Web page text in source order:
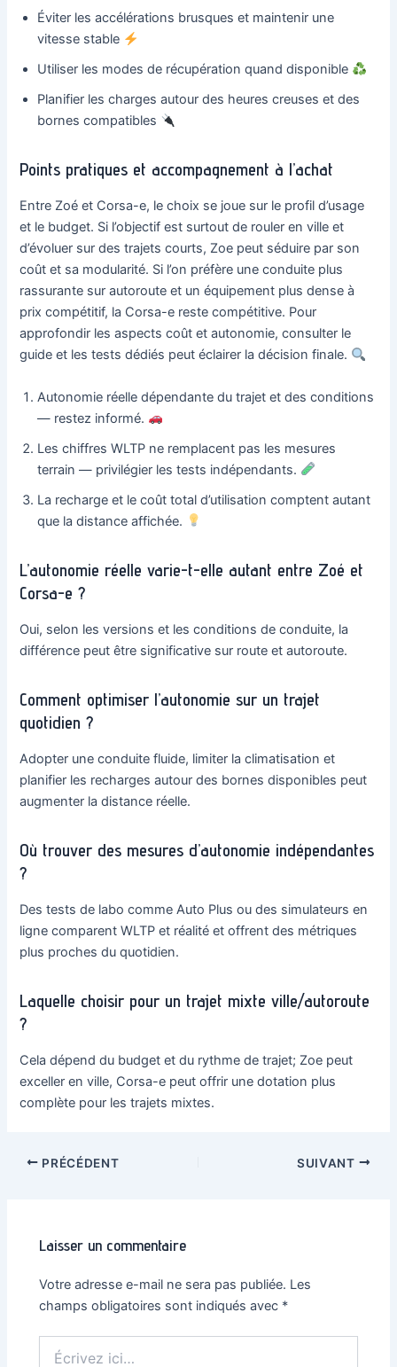
Éviter les accélérations brusques et maintenir une
vitesse stable
Utiliser les modes de récupération quand disponible
Planifier les charges autour des heures creuses et des
bornes compatibles
Points pratiques et accompagnement à l’achat
Entre Zoé et Corsa-e, le choix se joue sur le profil d’usage
et le budget. Si l’objectif est surtout de rouler en ville et
d’évoluer sur des trajets courts, Zoe peut séduire par son
coût et sa modularité. Si l’on préfère une conduite plus
rassurante sur autoroute et un équipement plus dense à
prix compétitif, la Corsa-e reste compétitive. Pour
approfondir les aspects coût et autonomie, consulter le
guide et les tests dédiés peut éclairer la décision finale.
Autonomie réelle dépendante du trajet et des conditions
— restez informé.
Les chiffres WLTP ne remplacent pas les mesures
terrain — privilégier les tests indépendants.
La recharge et le coût total d’utilisation comptent autant
que la distance affichée.
L’autonomie réelle varie-t-elle autant entre Zoé et
Corsa-e ?
Oui, selon les versions et les conditions de conduite, la
différence peut être significative sur route et autoroute.
Comment optimiser l’autonomie sur un trajet
quotidien ?
Adopter une conduite fluide, limiter la climatisation et
planifier les recharges autour des bornes disponibles peut
augmenter la distance réelle.
Où trouver des mesures d’autonomie indépendantes
?
Des tests de labo comme Auto Plus ou des simulateurs en
ligne comparent WLTP et réalité et offrent des métriques
plus proches du quotidien.
Laquelle choisir pour un trajet mixte ville/autoroute
?
Cela dépend du budget et du rythme de trajet; Zoe peut
exceller en ville, Corsa-e peut offrir une dotation plus
complète pour les trajets mixtes.
NavigationPRÉCÉDENT SUIVANT
Laisser un commentaire
Votre adresse e-mail ne sera pas publiée. Les
champs obligatoires sont indiqués avec *
ici…